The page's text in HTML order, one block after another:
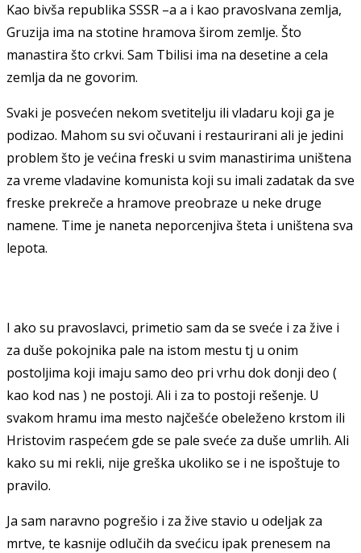
Kao bivša republika SSSR –a a i kao pravoslvana zemlja,
Gruzija ima na stotine hramova širom zemlje. Što
manastira što crkvi. Sam Tbilisi ima na desetine a cela
zemlja da ne govorim.
Svaki je posvećen nekom svetitelju ili vladaru koji ga je
podizao. Mahom su svi očuvani i restaurirani ali je jedini
problem što je većina freski u svim manastirima uništena
za vreme vladavine komunista koji su imali zadatak da sve
freske prekreče a hramove preobraze u neke druge
namene. Time je naneta neporcenjiva šteta i uništena sva
lepota.
I ako su pravoslavci, primetio sam da se sveće i za žive i
za duše pokojnika pale na istom mestu tj u onim
postoljima koji imaju samo deo pri vrhu dok donji deo (
kao kod nas ) ne postoji. Ali i za to postoji rešenje. U
svakom hramu ima mesto najčešće obeleženo krstom ili
Hristovim raspećem gde se pale sveće za duše umrlih. Ali
kako su mi rekli, nije greška ukoliko se i ne ispoštuje to
pravilo.
Ja sam naravno pogrešio i za žive stavio u odeljak za
mrtve, te kasnije odlučih da svećicu ipak prenesem na